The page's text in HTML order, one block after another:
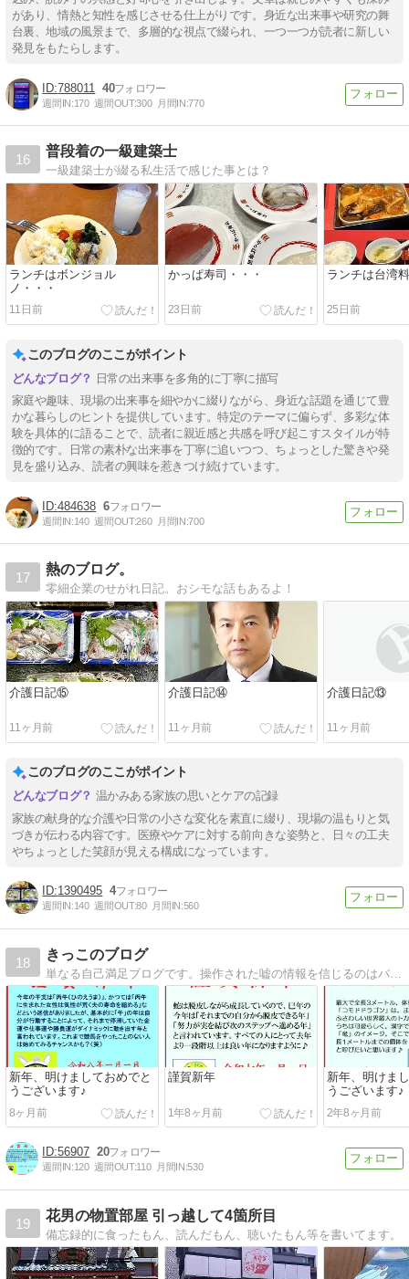
があり、情熱と知性を感じさせる仕上がりです。身近な出来事や研究の舞
台裏、地域の風景まで、多層的な視点で綴られ、一つ一つが読者に新しい
発見をもたらします。
788011 40
週間IN:170 週間OUT:300 月間IN:770
16
普段着の一級建築士
一級建築士が綴る私生活で感じた事とは？
ランチはボンジョル
ノ・・・
11日前
かっぱ寿司・・・
23日前
ランチは台湾
25日前
このブログのここがポイント
日常の出来事を多角的に丁寧に描写
家庭や趣味、現場の出来事を細やかに綴りながら、身近な話題を通じて豊
かな暮らしのヒントを提供しています。特定のテーマに偏らず、多彩な体
験を具体的に語ることで、読者に親近感と共感を呼び起こすスタイルが特
徴的です。日常の素朴な出来事を丁寧に追いつつ、ちょっとした驚きや発
見を盛り込み、読者の興味を惹きつけ続けています。
484638 6
週間IN:140 週間OUT:260 月間IN:700
17
熱のブログ。
零細企業のせがれ日記。おシモな話もあるよ！
介護日記⑮
11ヶ月前
介護日記⑭
11ヶ月前
介護日記⑬
11ヶ月前
このブログのここがポイント
温かみある家族の思いとケアの記録
家族の献身的な介護や日常の小さな変化を素直に綴り、現場の温もりと気
づきが伝わる内容です。医療やケアに対する前向きな姿勢と、日々の工夫
やちょっとした笑顔が見える構成になっています。
1390495 4
週間IN:140 週間OUT:80 月間IN:560
18
きっこのブログ
単なる自己満足ブログです。操作された嘘の情報を信じるのはバカの勝手。真実を書くのはあたしの自由。
新年、明けましておめでと
うございます♪
8ヶ月前
謹賀新年
1年8ヶ月前
新年、明けま
うございます♪
2年8ヶ月前
56907 20
週間IN:120 週間OUT:110 月間IN:530
19
花男の物置部屋 引っ越して4箇所目
備忘録的に食ったもん、読んだもん、聴いたもん等を書いてます。